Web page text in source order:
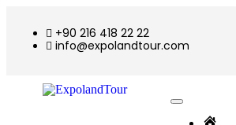
+90 216 418 22 22
info@expolandtour.com